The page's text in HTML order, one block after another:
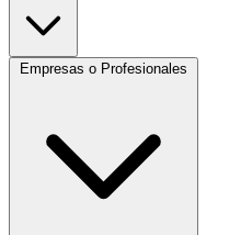
Empresas o Profesionales